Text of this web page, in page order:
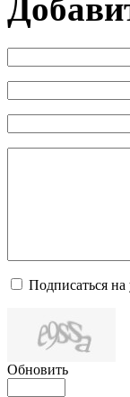
Подписаться
Обновить